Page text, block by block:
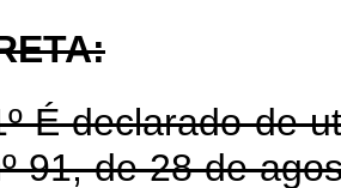
declarado de
91, de 28 de